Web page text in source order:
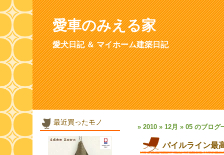
愛車のみえる家
愛犬日記 ＆ マイホーム建築日記
» 2010 » 12月 » 05 のブログ
パイルライン最
最近買ったモノ